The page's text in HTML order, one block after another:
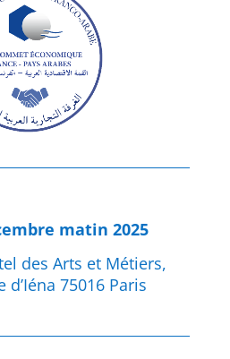
matin 2025
des Arts et Métiers,
d’Iéna 75016 Paris